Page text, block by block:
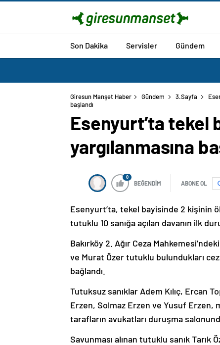
Son Dakika Servisler Gündem
Giresun Manşet Haber Gündem 3.Sayfa
başlandı
Esenyurt’ta tekel
yargılanmasına
0
BEĞENDİM ABONE OL
Esenyurt’ta, tekel bayisinde 2 kişinin
tutuklu 10 sanığa açılan davanın ilk
Bakırköy 2. Ağır Ceza
ve Murat Özer tutuklu bulundukları
bağlandı.
Tutuksuz sanıklar Adem Kılıç,
Erzen, Solmaz Erzen ve Yusuf Erzen,
tarafların avukatları duruşma
Savunması alınan tutuklu sanık Tarık